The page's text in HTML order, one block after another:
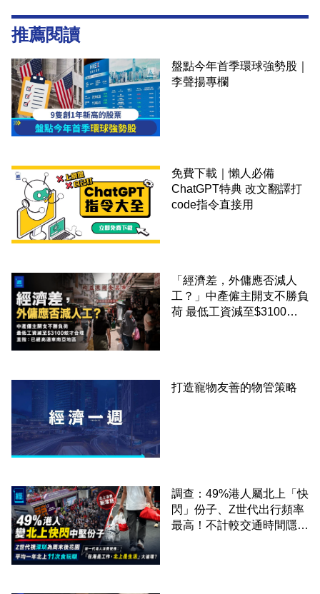
推薦閱讀
盤點今年首季環球強勢股｜
李聲揚專欄
免費下載｜懶人必備
ChatGPT特典 改文翻譯打
code指令直接用
「經濟差，外傭應否減人
工？」中產僱主開支不勝負
荷 最低工資減至$3100蚊
打造寵物友善的物管策略
調查：49%港人屬北上「快
閃」份子、Z世代出行頻率
最高！不計較交通時間隱形